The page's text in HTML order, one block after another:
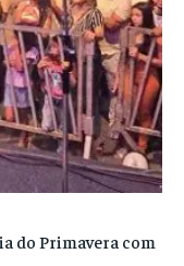
do Primavera com